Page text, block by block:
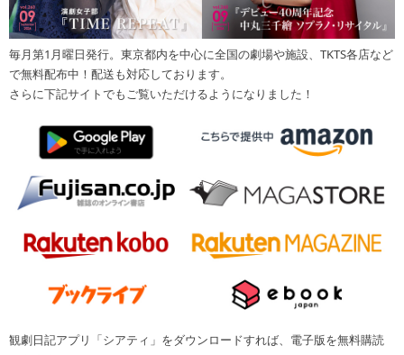
毎月第1月曜日発行。東京都内を中心に全国の劇場や施設、TKTS各店など
で無料配布中！配送も対応しております。
さらに下記サイトでもご覧いただけるようになりました！
観劇日記アプリ「シアティ」をダウンロードすれば、電子版を無料購読